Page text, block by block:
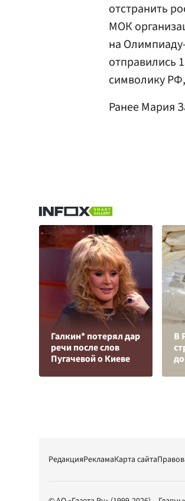
отстранить
МОК
на
отправились
символику
Ранее Мария
Галкин* потерял дар
речи после слов
Пугачевой о Киеве
В
РедакцияРекламаКарта сайта